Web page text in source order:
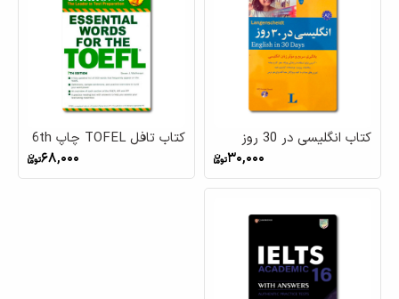
کتاب انگلیسی در 30 روز
30,000
کتاب تافل TOFEL چاپ 6th
68,000